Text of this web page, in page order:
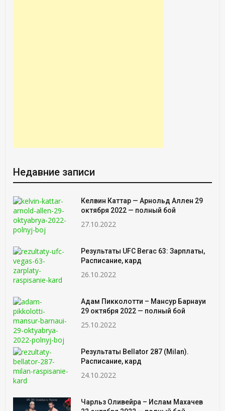
Недавние записи
Келвин Каттар — Арнольд Аллен 29
октября 2022 — полный бой
27.10.2022
Результаты UFC Вегас 63: Зарплаты,
Расписание, кард
26.10.2022
Адам Пикколотти – Мансур Барнауи
29 октября 2022 — полный бой
25.10.2022
Результаты Bellator 287 (Milan).
Расписание, кард
24.10.2022
Чарльз Оливейра – Ислам Махачев